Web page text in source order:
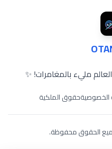
مليء بالمغامرات! ✨
حقوق الملكية
الحقوق محفوظة.